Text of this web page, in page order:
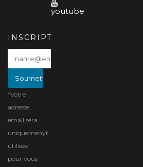
youtube
INSCRIPTION
*Votre
adresse
email sera
uniquemenyt
utilisée
pour vous